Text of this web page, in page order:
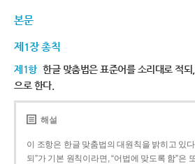
본문
제1장 총칙
제1항 한글 맞춤법은 표준어를 소리대로 적
으로 한다.
해설
이 조항은 한글 맞춤법의 대원칙을 밝히고 있
되”가 기본 원칙이라면, “어법에 맞도록 함”은